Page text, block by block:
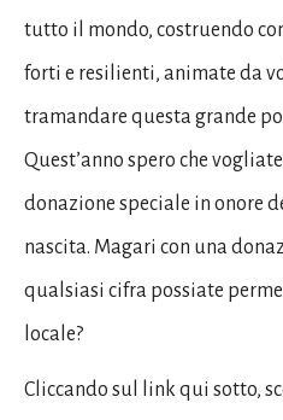
tutto il mondo, costruendo
forti e resilienti, animate da
tramandare questa grande
Quest’anno spero che
donazione speciale in onore
nascita. Magari con una
qualsiasi cifra possiate
locale?
Cliccando sul link qui sotto,